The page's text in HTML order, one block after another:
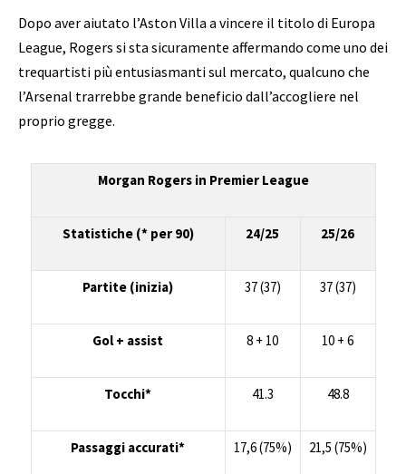
Dopo aver aiutato l’Aston Villa a vincere il titolo di Europa
League, Rogers si sta sicuramente affermando come uno dei
trequartisti più entusiasmanti sul mercato, qualcuno che
l’Arsenal trarrebbe grande beneficio dall’accogliere nel
proprio gregge.
Morgan Rogers in Premier League
Statistiche (* per 90) 24/25 25/26
Partite (inizia) 37 (37) 37 (37)
Gol + assist 8 + 10 10 + 6
Tocchi* 41.3 48.8
Passaggi accurati* 17,6 (75%) 21,5 (75%)